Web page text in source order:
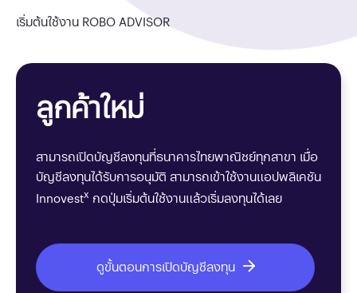
เริ่มต้นใช้งาน ROBO ADVISOR
ลูกค้าใหม่
สามารถเปิดบัญชีลงทุนที่ธนาคารไทยพาณิชย์ทุกสาขา เมื่อ
บัญชีลงทุนได้รับการอนุมัติ สามารถเข้าใช้งานแอปพลิเคชัน
Innovestx กดปุ่มเริ่มต้นใช้งานแล้วเริ่มลงทุนได้เลย
ดูขั้นตอนการเปิดบัญชีลงทุน